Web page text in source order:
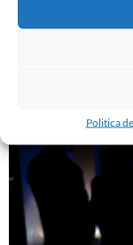
Politica
GASTÓN